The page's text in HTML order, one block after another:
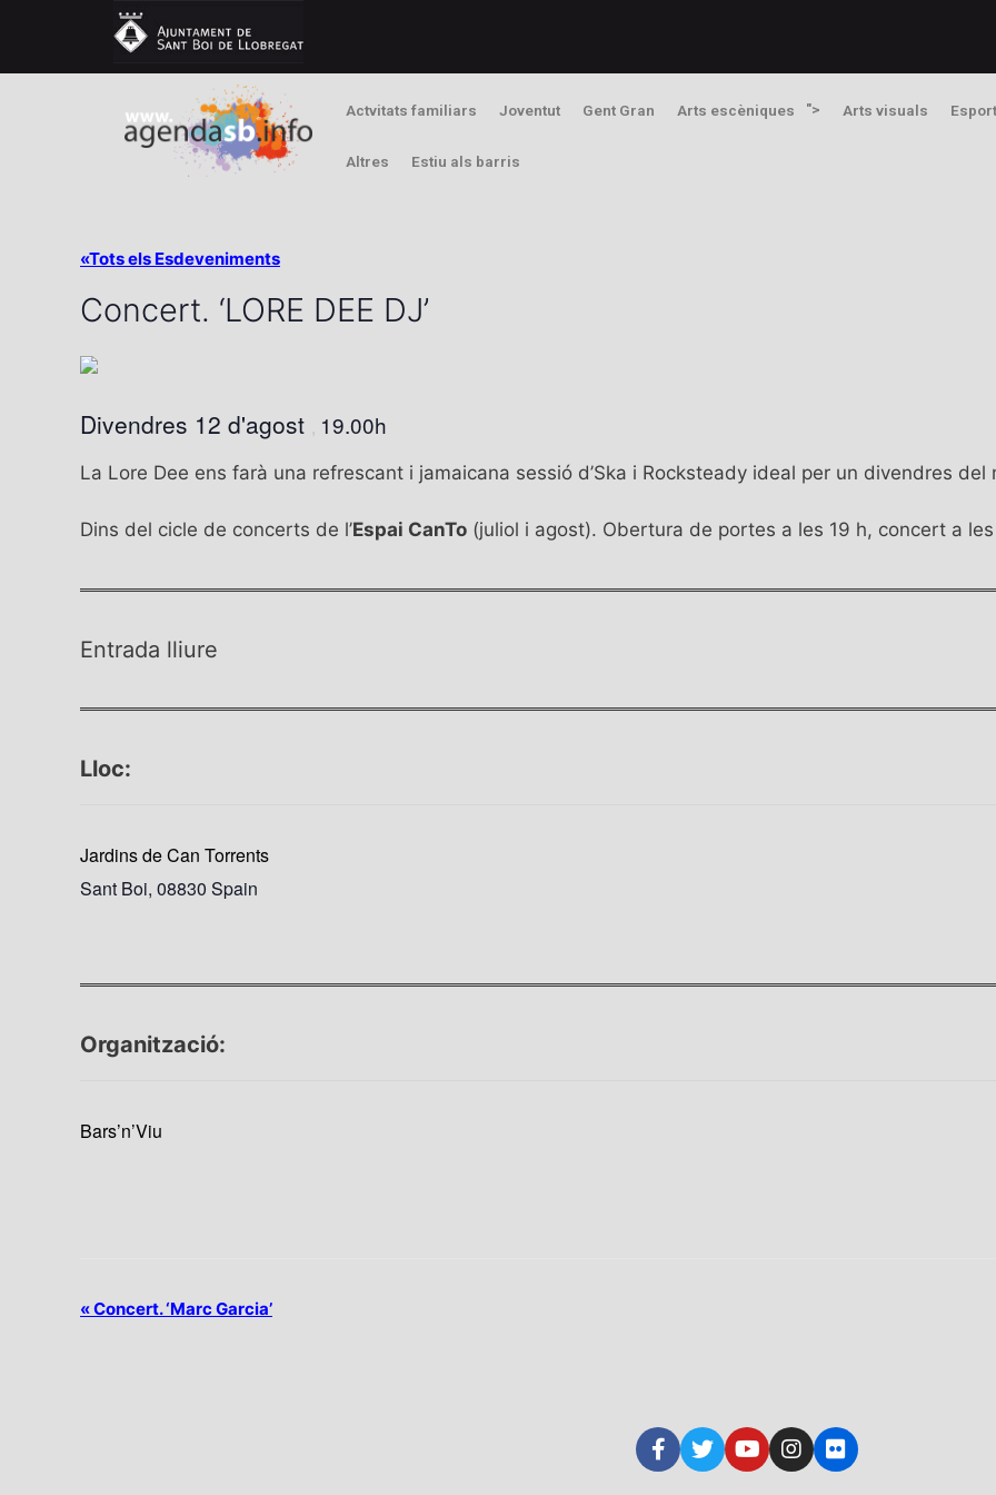
Actvitats familiars Joventut Gent Gran Arts escèniques "> Arts visuals
Altres Estiu als barris
«Tots els Esdeveniments
Concert. ‘LORE DEE DJ’
Divendres 12 d'agost 19.00h
La Lore Dee ens farà una refrescant i jamaicana sessió d’Ska i Rocksteady ideal per un divendres del
Dins del cicle de concerts de l’Espai CanTo (juliol i agost). Obertura de portes a les 19 h, concert a
Entrada lliure
Lloc:
Jardins de Can Torrents
Sant Boi, 08830 Spain
Organització:
Bars’n’Viu
N
«Concert. ‘Marc Garcia’